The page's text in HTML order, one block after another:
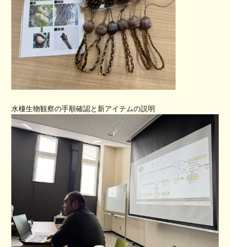
水棲生物観察の手順確認と新アイテムの説明